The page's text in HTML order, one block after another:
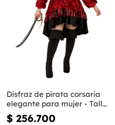
Disfraz de pirata corsaria
elegante para mujer - Talla
grande
$ 256.700